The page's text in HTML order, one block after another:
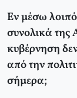
Εν μέσω
συνολικά της
κυβέρνηση
από την
σήμερα;